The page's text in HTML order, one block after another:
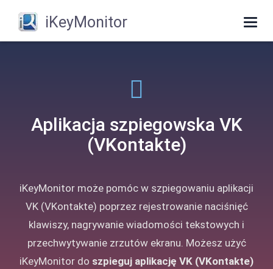
iKeyMonitor
Aplikacja szpiegowska VK
(VKontakte)
iKeyMonitor może pomóc w szpiegowaniu aplikacji
VK (VKontakte) poprzez rejestrowanie naciśnięć
klawiszy, nagrywanie wiadomości tekstowych i
przechwytywanie zrzutów ekranu. Możesz użyć
iKeyMonitor do szpieguj aplikację VK (VKontakte)